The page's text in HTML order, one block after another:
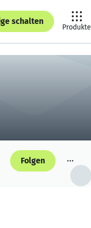
schalten
Produkte
Folgen